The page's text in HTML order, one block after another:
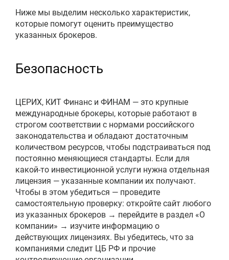
Ниже мы выделим несколько характеристик,
которые помогут оценить преимущество
указанных брокеров.
Безопасность
ЦЕРИХ, КИТ Финанс и ФИНАМ — это крупные
международные брокеры, которые работают в
строгом соответствии с нормами российского
законодательства и обладают достаточным
количеством ресурсов, чтобы подстраиваться под
постоянно меняющиеся стандарты. Если для
какой-то инвестиционной услуги нужна отдельная
лицензия — указанные компании их получают.
Чтобы в этом убедиться — проведите
самостоятельную проверку: откройте сайт любого
из указанных брокеров → перейдите в раздел «О
компании» → изучите информацию о
действующих лицензиях. Вы убедитесь, что за
компаниями следит ЦБ РФ и прочие